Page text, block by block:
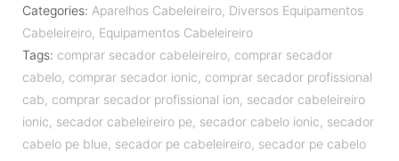
Categories: Aparelhos Cabeleireiro, Diversos Equipamentos
Cabeleireiro, Equipamentos Cabeleireiro
Tags: comprar secador cabeleireiro, comprar secador
cabelo, comprar secador ionic, comprar secador profissional
cab, comprar secador profissional ion, secador cabeleireiro
ionic, secador cabeleireiro pe, secador cabelo ionic, secador
cabelo pe blue, secador pe cabeleireiro, secador pe cabelo